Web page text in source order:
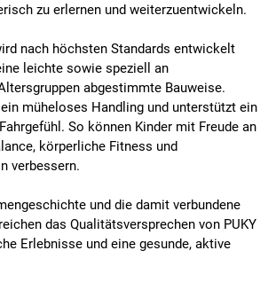
zu erlernen und weiterzuentwickeln.
nach höchsten Standards entwickelt
leichte sowie speziell an
abgestimmte Bauweise.
müheloses Handling und unterstützt ein
So können Kinder mit Freude an
körperliche Fitness und
verbessern.
und die damit verbundene
das Qualitätsversprechen von PUKY
Erlebnisse und eine gesunde, aktive